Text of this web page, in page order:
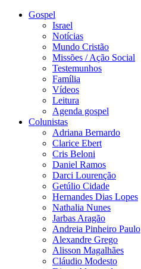
Gospel
Israel
Notícias
Mundo Cristão
Missões / Ação Social
Testemunhos
Família
Vídeos
Leitura
Agenda gospel
Colunistas
Adriana Bernardo
Clarice Ebert
Cris Beloni
Daniel Ramos
Darci Lourenção
Getúlio Cidade
Hernandes Dias Lopes
Nathalia Nunes
Jarbas Aragão
Andreia Pinheiro Paulo
Alexandre Grego
Alisson Magalhães
Cláudio Modesto